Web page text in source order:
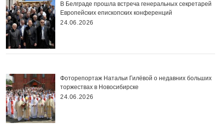
В Белграде прошла встреча генеральных секретарей
Европейских епископских конференций
24.06.2026
Фоторепортаж Натальи Гилёвой о недавних больших
торжествах в Новосибирске
24.06.2026